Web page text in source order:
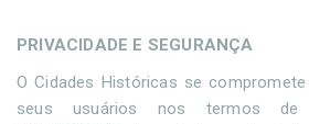
PRIVACIDADE E SEGURANÇA
O Cidades Históricas se
seus usuários nos termos de